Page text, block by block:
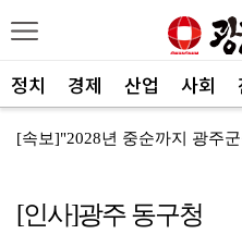
정치 경제 산업 사회
나주교육지원청, 제1회 청소년
[인사]광주 동구청